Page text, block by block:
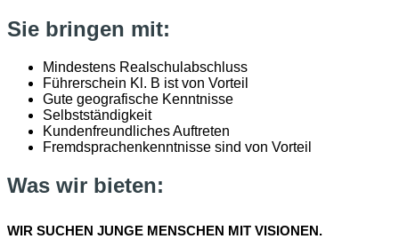
Sie bringen mit:
Mindestens Realschulabschluss
Führerschein Kl. B ist von Vorteil
Gute geografische Kenntnisse
Selbstständigkeit
Kundenfreundliches Auftreten
Fremdsprachenkenntnisse sind von Vorteil
Was wir bieten:
WIR SUCHEN JUNGE MENSCHEN MIT VISIONEN.